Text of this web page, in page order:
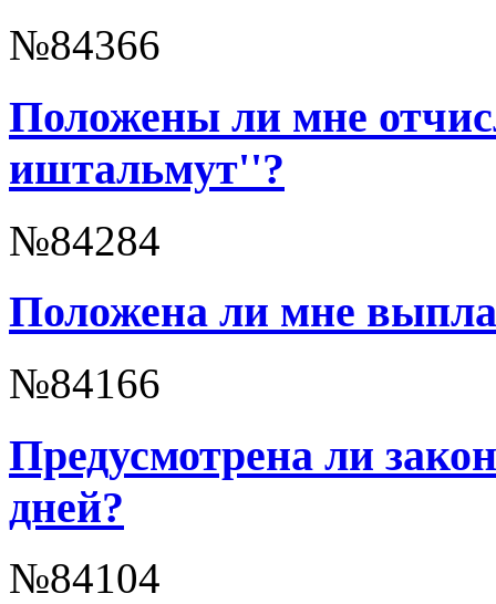
№84366
Положены ли мне
иштальмут''?
№84284
Положена ли мне
№84166
Предусмотрена ли
дней?
№84104